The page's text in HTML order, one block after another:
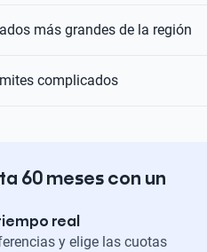
más grandes de la región
complicados
60 meses con un
real
y elige las cuotas